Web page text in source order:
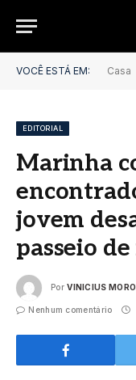
VOCÊ ESTÁ EM: Casa
EDITORIAL
Marinha
jovem
passeio
Por VINICIUS
Nenhum comentário